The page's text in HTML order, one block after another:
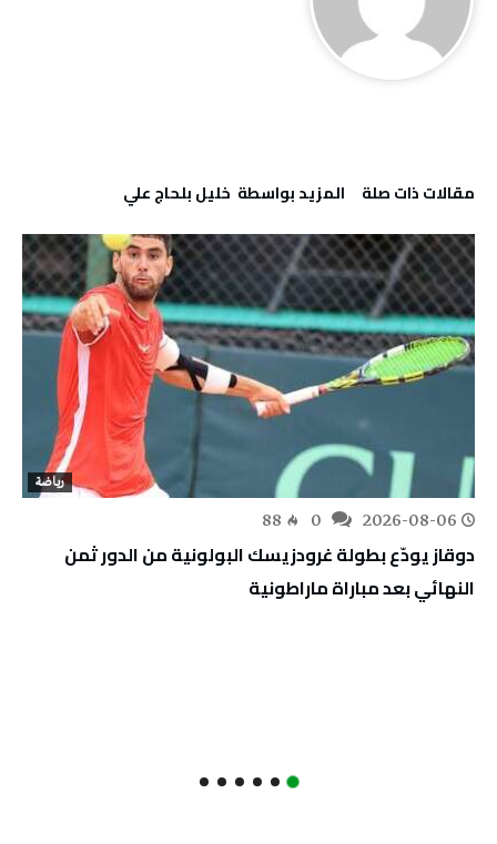
‫مقالات ذات صلة‬ ‫‫المزيد بواسطة‬ ‬ خليل‭ ‬بلحاج‭ ‬علي
رياضة
2026-08-06
88
دوقاز يودّع بطولة غرودزيسك البولونية من الدور ثمن
النهائي بعد مباراة ماراطونية